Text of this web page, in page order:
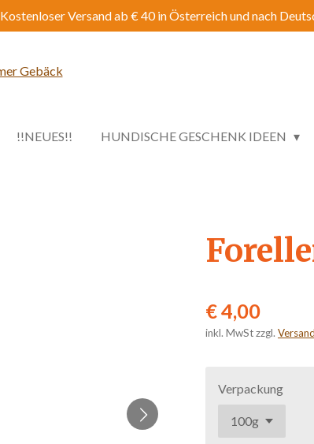
Kostenloser Versand ab € 40 in Österreich und nach
!!NEUES!! HUNDISCHE GESCHENK IDEEN
€ 4,00
inkl. MwSt zzgl.
Verpackung